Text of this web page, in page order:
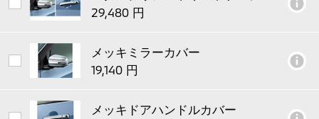
メッキミラーカバー
メッキドアハンドルカバー